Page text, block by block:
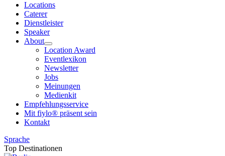
Locations
Caterer
Dienstleister
Speaker
About
Location Award
Eventlexikon
Newsletter
Jobs
Meinungen
Medienkit
Empfehlungsservice
Mit fiylo® präsent sein
Kontakt
Sprache
Top Destinationen